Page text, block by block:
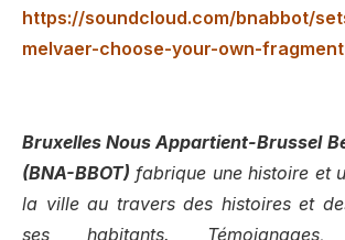
https://soundcloud.com/bnabbot/
melvaer-choose-your-own-
Bruxelles Nous Appartient-Brussel
(BNA-BBOT) fabrique une histoire et
la ville au travers des histoires et
ses habitants.